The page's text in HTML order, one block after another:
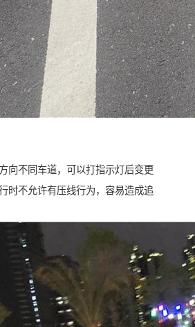
向不同车道，可以打指示灯后变更
时不允许有压线行为，容易造成追